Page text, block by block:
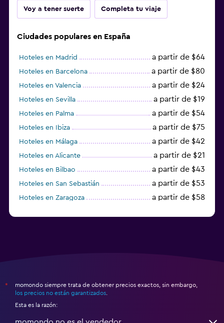
Voy a tener suerte Completa tu viaje
Ciudades populares en España
Hoteles en Madrid a partir de $64
Hoteles en Barcelona a partir de $80
Hoteles en Valencia a partir de $24
Hoteles en Sevilla a partir de $19
Hoteles en Palma a partir de $54
Hoteles en Ibiza a partir de $75
Hoteles en Málaga a partir de $42
Hoteles en Alicante a partir de $21
Hoteles en Bilbao a partir de $43
Hoteles en San Sebastián a partir de $53
Hoteles en Zaragoza a partir de $58
*
momondo siempre trata de obtener precios exactos, sin embargo,
los precios no están garantizados
Esta es la razón: